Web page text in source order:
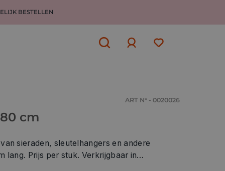
BESTELLEN
ART N° - 0020026
cm
sieraden, sleutelhangers en andere
in